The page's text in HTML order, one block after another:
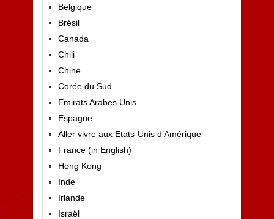
Belgique
Brésil
Canada
Chili
Chine
Corée du Sud
Emirats Arabes Unis
Espagne
Aller vivre aux Etats-Unis d’Amérique
France (in English)
Hong Kong
Inde
Irlande
Israël